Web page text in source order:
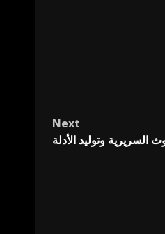
Next
وتوليد الأدلة